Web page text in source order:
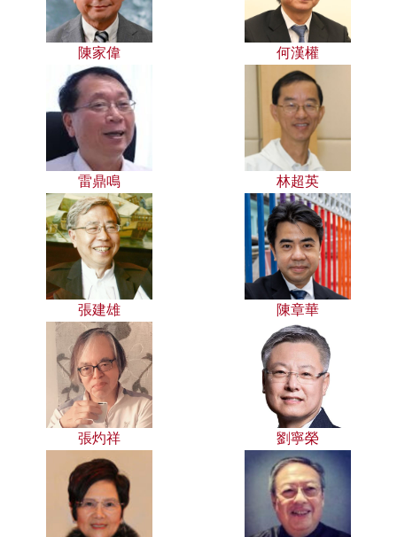
陳家偉 何漢權
雷鼎鳴 林超英
張建雄 陳章華
張灼祥 劉寧榮